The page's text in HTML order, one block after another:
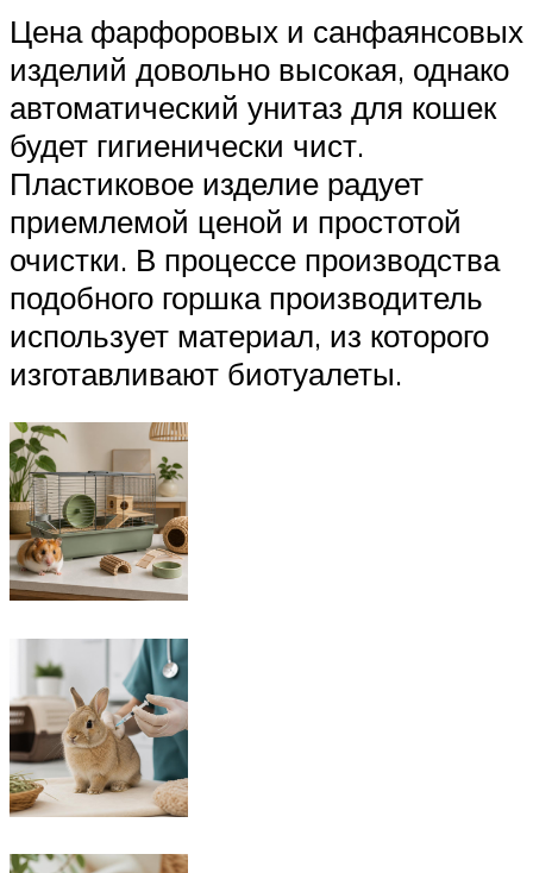
Цена фарфоровых и санфаянсовых
изделий довольно высокая, однако
автоматический унитаз для кошек
будет гигиенически чист.
Пластиковое изделие радует
приемлемой ценой и простотой
очистки. В процессе производства
подобного горшка производитель
использует материал, из которого
изготавливают биотуалеты.